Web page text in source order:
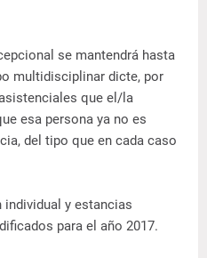
se mantendrá hasta
multidisciplinar dicte, por
que el/la
esa persona ya no es
del tipo que en cada caso
y estancias
para el año 2017.